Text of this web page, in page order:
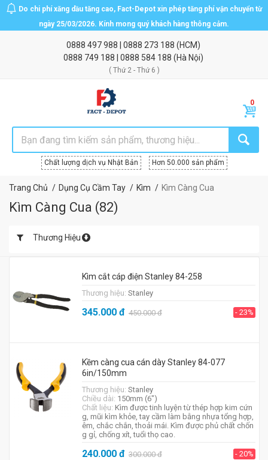
Do chi phí xăng dầu tăng cao, Fact-Depot xin phép tăng phí vận chuyển từ
ngày 25/03/2026. Kính mong quý khách hàng thông cảm.
0888 497 988 0888 273 188 (HCM)
0888 749 188
0888 584 188 (Hà Nội)
( Thứ 2 - Thứ 6 )
Chất lượng dịch vụ Nhật Bản Hơn 50.000 sản phẩm
Trang Chủ Dụng Cụ Cầm Tay Kìm Kìm Càng Cua
Kìm Càng Cua (82)
Thương Hiệu
Kìm cắt cáp điện Stanley 84-258
Thương hiệu: Stanley
345.000đ 450.000đ - 23%
Kềm càng cua cán dày Stanley 84-077
6in/150mm
Thương hiệu: Stanley
Chiều dài: 150mm (6")
Chất liệu: Kìm được tinh luyện từ thép hợp kim cứn
g, mũi kìm khỏe, tay cầm làm bằng nhựa tổng hợp,
êm, chắc chắn, thoải mái. Kìm được phủ chất chốn
g gỉ, chống xít, tuổi thọ cao.
240.000đ 300.000đ - 20%